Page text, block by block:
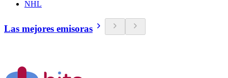
NHL
Las mejores emisoras